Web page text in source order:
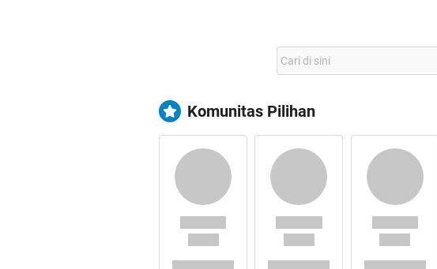
Komunitas Pilihan